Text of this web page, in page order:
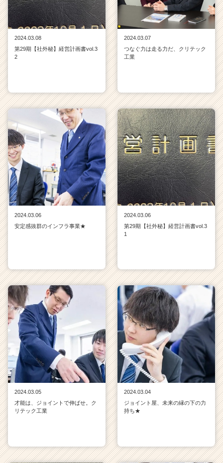
2024.03.08
第29期【社外秘】経営計画書vol.3
2
2024.03.07
つなぐ力は走る力だ、クリテック
工業
2024.03.06
安定感抜群のインフラ事業★
2024.03.06
第29期【社外秘】経営計画書vol.3
1
2024.03.05
才能は、ジョイントで伸ばせ。ク
リテック工業
2024.03.04
ジョイント屋、未来の縁の下の力
持ち★